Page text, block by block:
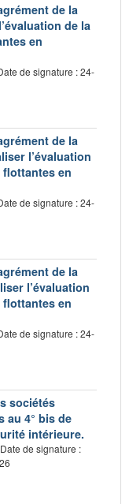
de la
de la
en
de signature : 24-
de la
l’évaluation
en
de signature : 24-
de la
l’évaluation
en
de signature : 24-
sociétés
au 4° bis de
intérieure.
Date de signature :